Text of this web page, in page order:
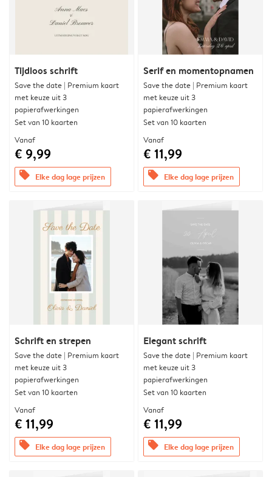
Tijdloos schrift
Save the date | Premium kaart
met keuze uit 3
papierafwerkingen
Set van 10 kaarten
Vanaf
€ 9,99
offers Elke dag lage prijzen
Serif en momentopnamen
Save the date | Premium kaart
met keuze uit 3
papierafwerkingen
Set van 10 kaarten
Vanaf
€ 11,99
offers Elke dag lage prijzen
Schrift en strepen
Save the date | Premium kaart
met keuze uit 3
papierafwerkingen
Set van 10 kaarten
Vanaf
€ 11,99
offers Elke dag lage prijzen
Elegant schrift
Save the date | Premium kaart
met keuze uit 3
papierafwerkingen
Set van 10 kaarten
Vanaf
€ 11,99
offers Elke dag lage prijzen